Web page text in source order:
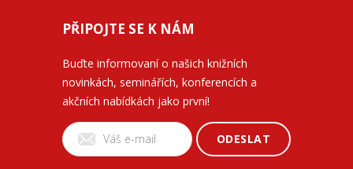
PŘIPOJTE SE K NÁM
Buďte informovaní o našich knižních
novinkách, seminářích, konferencích a
akčních nabídkách jako první!
ODESLAT